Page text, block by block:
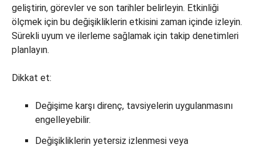
geliştirin, görevler ve son tarihler belirleyin. Etkinliği
ölçmek için bu değişikliklerin etkisini zaman içinde izleyin.
Sürekli uyum ve ilerleme sağlamak için takip denetimleri
planlayın.
Dikkat et:
Değişime karşı direnç, tavsiyelerin uygulanmasını
engelleyebilir.
Değişikliklerin yetersiz izlenmesi veya